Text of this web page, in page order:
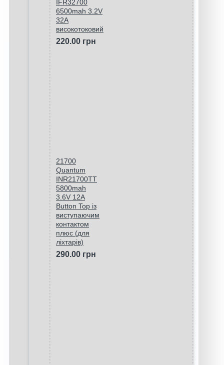
IFR32700
6500mah 3.2V
32A
високотоковий
220.00 грн
21700
Quantum
INR21700TT
5800mah
3.6V 12A
Button Top із
виступаючим
контактом
плюс (для
ліхтарів)
290.00 грн